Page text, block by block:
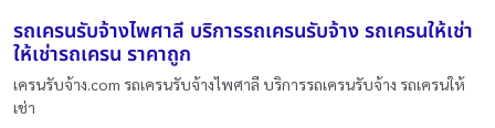
รถเครนรับจ้างไพศาลี บริการรถเครนรับจ้าง รถเครนให้เช่า
ให้เช่ารถเครน ราคาถูก
เครนรับจ้าง.com รถเครนรับจ้างไพศาลี บริการรถเครนรับจ้าง รถเครนให้
เช่า